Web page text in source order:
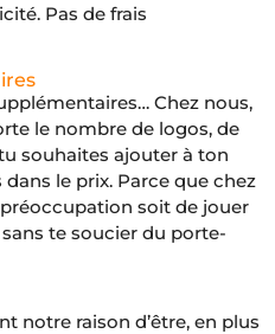
Pas de frais
Chez nous,
le nombre de logos, de
souhaites ajouter à ton
le prix. Parce que chez
soit de jouer
te soucier du porte-
notre raison d’être, en plus